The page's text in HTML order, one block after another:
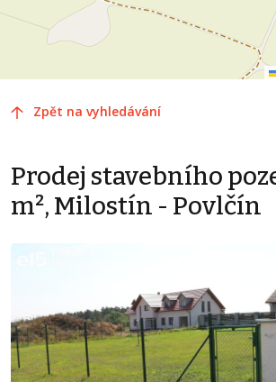
Zpět na vyhledávání
Prodej stavebního
m², Milostín - Povlčín